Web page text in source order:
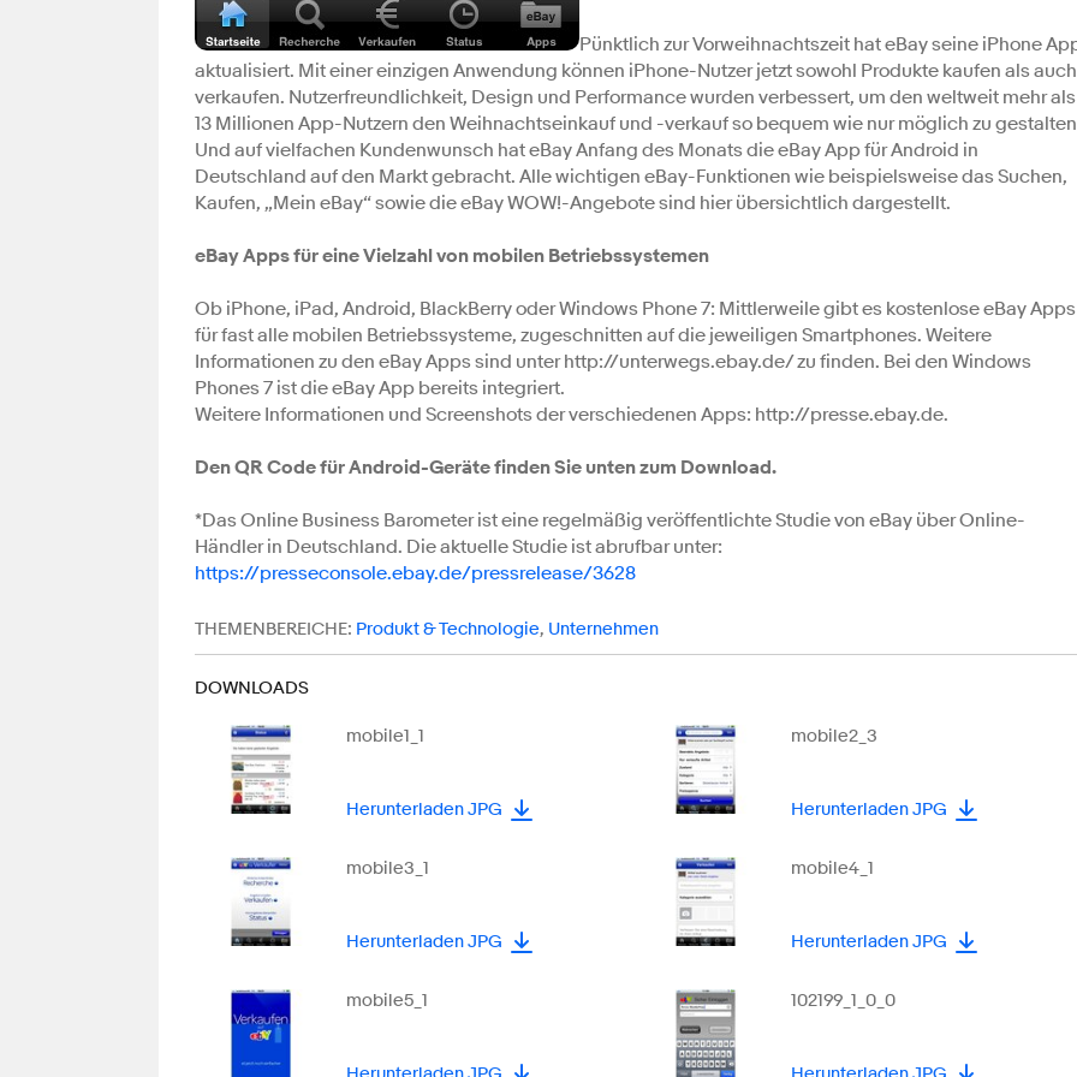
Pünktlich zur Vorweihnachtszeit hat eBay seine iPhone
aktualisiert. Mit einer einzigen Anwendung können iPhone-Nutzer jetzt sowohl Produkte kaufen als auch
verkaufen. Nutzerfreundlichkeit, Design und Performance wurden verbessert, um den weltweit mehr als
13 Millionen App-Nutzern den Weihnachtseinkauf und -verkauf so bequem wie nur möglich zu
Und auf vielfachen Kundenwunsch hat eBay Anfang des Monats die eBay App für Android in
Deutschland auf den Markt gebracht. Alle wichtigen eBay-Funktionen wie beispielsweise das Suchen,
Kaufen, „Mein eBay“ sowie die eBay WOW!-Angebote sind hier übersichtlich dargestellt.
eBay Apps für eine Vielzahl von mobilen Betriebssystemen
Ob iPhone, iPad, Android, BlackBerry oder Windows Phone 7: Mittlerweile gibt es kostenlose eBay Apps
für fast alle mobilen Betriebssysteme, zugeschnitten auf die jeweiligen Smartphones. Weitere
Informationen zu den eBay Apps sind unter http://unterwegs.ebay.de/ zu finden. Bei den Windows
Phones 7 ist die eBay App bereits integriert.
Weitere Informationen und Screenshots der verschiedenen Apps: http://presse.ebay.de.
Den QR Code für Android-Geräte finden Sie unten zum Download.
*Das Online Business Barometer ist eine regelmäßig veröffentlichte Studie von eBay über Online-
Händler in Deutschland. Die aktuelle Studie ist abrufbar unter:
https://presseconsole.ebay.de/pressrelease/3628
THEMENBEREICHE: Produkt & Technologie, Unternehmen
DOWNLOADS
mobile1_1
Herunterladen JPG
mobile2_3
Herunterladen JPG
mobile3_1
Herunterladen JPG
mobile4_1
Herunterladen JPG
mobile5_1 102199_1_0_0